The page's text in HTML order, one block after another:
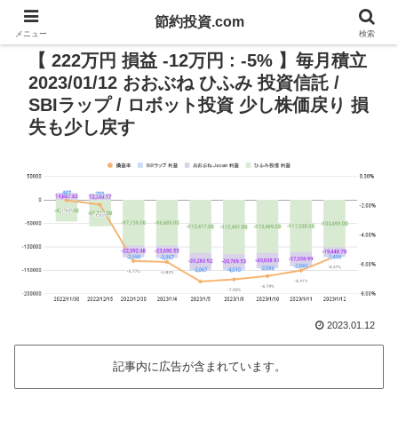
PR
【 222万円 損益 -12万円 : -5% 】毎月積立
2023/01/12 おおぶね ひふみ 投資信託 /
SBIラップ / ロボット投資 少し株価戻り 損
失も少し戻す
2023.01.12
記事内に広告が含まれています。
メニュー
節約投資.com
検索